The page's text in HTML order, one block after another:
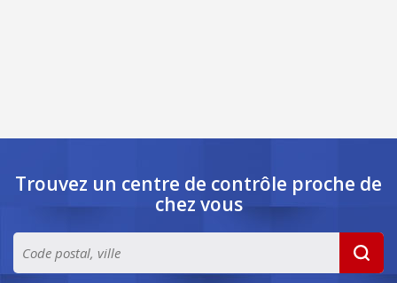
Trouvez un centre de contrôle proche de
chez vous